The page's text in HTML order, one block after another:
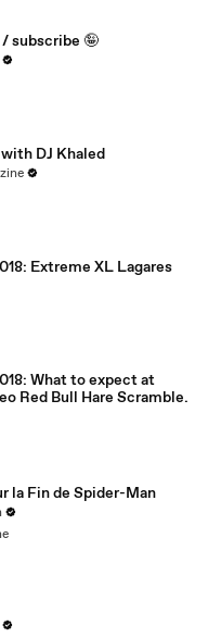
subscribe 🤪
DJ Khaled
Extreme XL Lagares
What to expect at
Red Bull Hare Scramble.
la Fin de Spider-Man